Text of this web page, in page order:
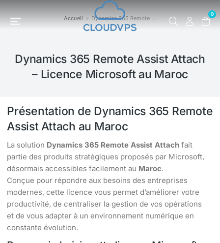
0
Vous êtes ici :Accueil Dynamics 365 Remote …
Dynamics 365 Remote Assist Attach
– Licence Microsoft au Maroc
Présentation de Dynamics 365 Remote
Assist Attach au Maroc
La solution Dynamics 365 Remote Assist Attach fait
partie des produits stratégiques proposés par Microsoft,
désormais accessibles facilement au Maroc.
Conçue pour répondre aux besoins des entreprises
modernes, cette licence vous permet d’améliorer votre
productivité, de centraliser la gestion de vos opérations
et de vous adapter à un environnement numérique en
constante évolution.